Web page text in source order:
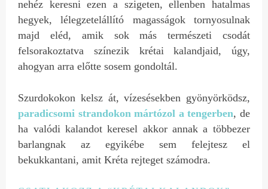
nehéz keresni ezen a szigeten, ellenben hatalmas
hegyek, lélegzetelállító magasságok tornyosulnak
majd eléd, amik sok más természeti csodát
felsorakoztatva színezik krétai kalandjaid, úgy,
ahogyan arra előtte sosem gondoltál.
Szurdokokon kelsz át, vízesésekben gyönyörködsz,
paradicsomi strandokon mártózol a tengerben, de
ha valódi kalandot keresel akkor annak a többezer
barlangnak az egyikébe sem felejtesz el
bekukkantani, amit Kréta rejteget számodra.